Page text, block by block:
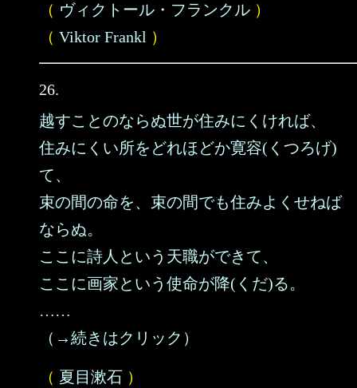
（ ヴィクトール・フランクル ）
（ Viktor Frankl ）
26.
越すことのならぬ世が住みにくければ、
住みにくい所をどれほどか寛容(くつろげ)
て、
束の間の命を、束の間でも住みよくせねば
ならぬ。
ここに詩人という天職ができて、
ここに画家という使命が降(くだ)る。
……
（→続きはクリック）
（ 夏目漱石 ）